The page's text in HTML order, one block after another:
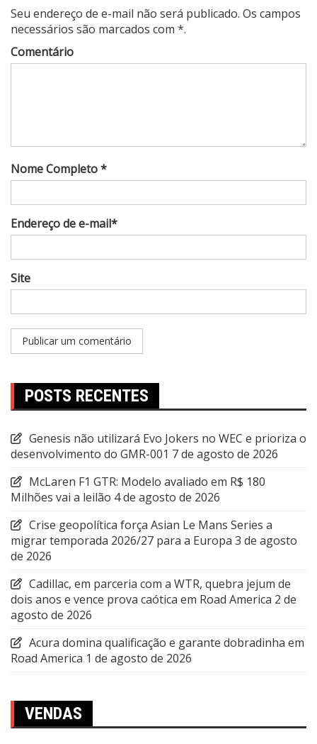
Seu endereço de e-mail não será publicado. Os campos
necessários são marcados com *.
Comentário
Nome Completo *
Endereço de e-mail*
Site
POSTS RECENTES
Genesis não utilizará Evo Jokers no WEC e prioriza o
desenvolvimento do GMR-001 7 de agosto de 2026
McLaren F1 GTR: Modelo avaliado em R$ 180
Milhões vai a leilão 4 de agosto de 2026
Crise geopolítica força Asian Le Mans Series a
migrar temporada 2026/27 para a Europa 3 de agosto
de 2026
Cadillac, em parceria com a WTR, quebra jejum de
dois anos e vence prova caótica em Road America 2 de
agosto de 2026
Acura domina qualificação e garante dobradinha em
Road America 1 de agosto de 2026
VENDAS